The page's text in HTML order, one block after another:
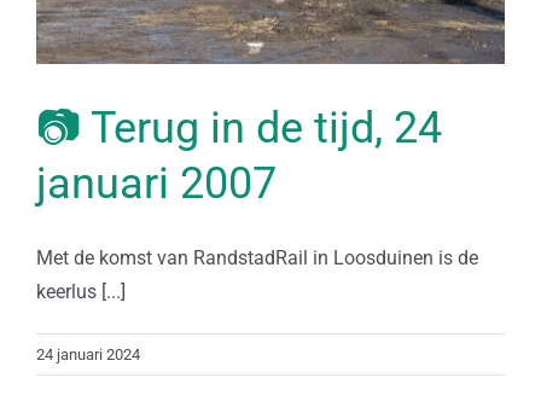
📷 Terug in de tijd, 24
januari 2007
Met de komst van RandstadRail in Loosduinen is de
keerlus [...]
24 januari 2024